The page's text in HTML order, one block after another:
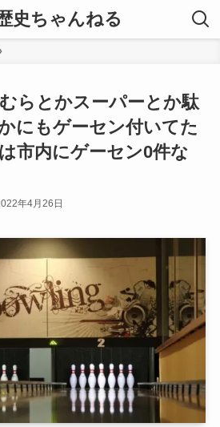
史ちゃんねる
らとかスーパーとか駄
にもゲーセン付いてた
市内にゲーセン0件な
年4月26日